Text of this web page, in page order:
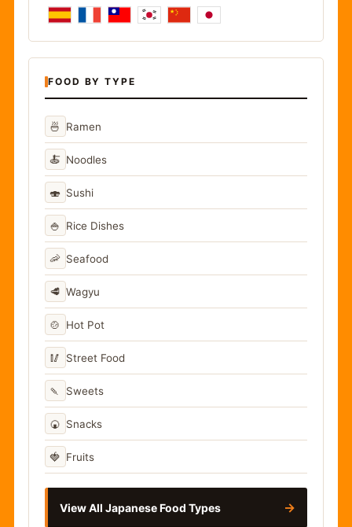
FOOD BY TYPE
🍜 Ramen
🍝 Noodles
🍣 Sushi
🍚 Rice Dishes
🦐 Seafood
🥩 Wagyu
🍲 Hot Pot
🥢 Street Food
🍡 Sweets
🍘 Snacks
🍓 Fruits
View All Japanese Food Types →